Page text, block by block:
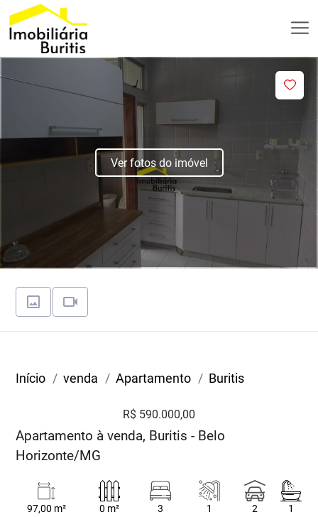
Ver fotos do imóvel
Início venda Apartamento Buritis
R$ 590.000,00
Apartamento à venda, Buritis - Belo
Horizonte/MG
97,00 m²
0 m²
3
1
2
1